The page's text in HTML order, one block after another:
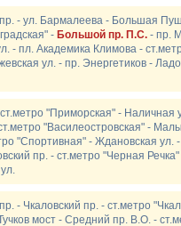
- ул. Бармалеева - Большая
- Большой пр. П.С. - пр.
- пл. Академика Климова -
ул. - пр. Энергетиков -
"Приморская" - Наличная
"Василеостровская" -
"Спортивная" - Ждановская
пр. - ст.метро "Черная
- Чкаловский пр. - ст.метро
мост - Средний пр. В.О. -